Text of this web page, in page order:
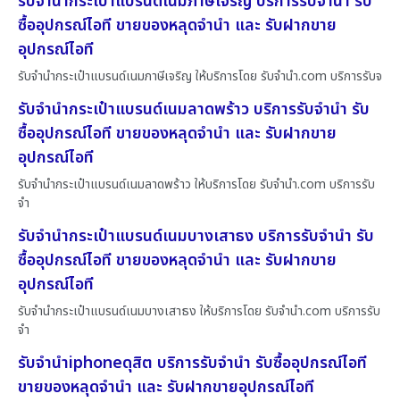
ซื้ออุปกรณ์ไอที ขายของหลุดจำนำ และ รับฝากขาย
อุปกรณ์ไอที
รับจำนำกระเป๋าแบรนด์เนมภาษีเจริญ ให้บริการโดย รับจํานํา.com บริการรับจ
รับจำนำกระเป๋าแบรนด์เนมลาดพร้าว บริการรับจำนำ รับ
ซื้ออุปกรณ์ไอที ขายของหลุดจำนำ และ รับฝากขาย
อุปกรณ์ไอที
รับจำนำกระเป๋าแบรนด์เนมลาดพร้าว ให้บริการโดย รับจํานํา.com บริการรับ
จำ
รับจำนำกระเป๋าแบรนด์เนมบางเสาธง บริการรับจำนำ รับ
ซื้ออุปกรณ์ไอที ขายของหลุดจำนำ และ รับฝากขาย
อุปกรณ์ไอที
รับจำนำกระเป๋าแบรนด์เนมบางเสาธง ให้บริการโดย รับจํานํา.com บริการรับ
จำ
รับจำนำiphoneดุสิต บริการรับจำนำ รับซื้ออุปกรณ์ไอที
ขายของหลุดจำนำ และ รับฝากขายอุปกรณ์ไอที